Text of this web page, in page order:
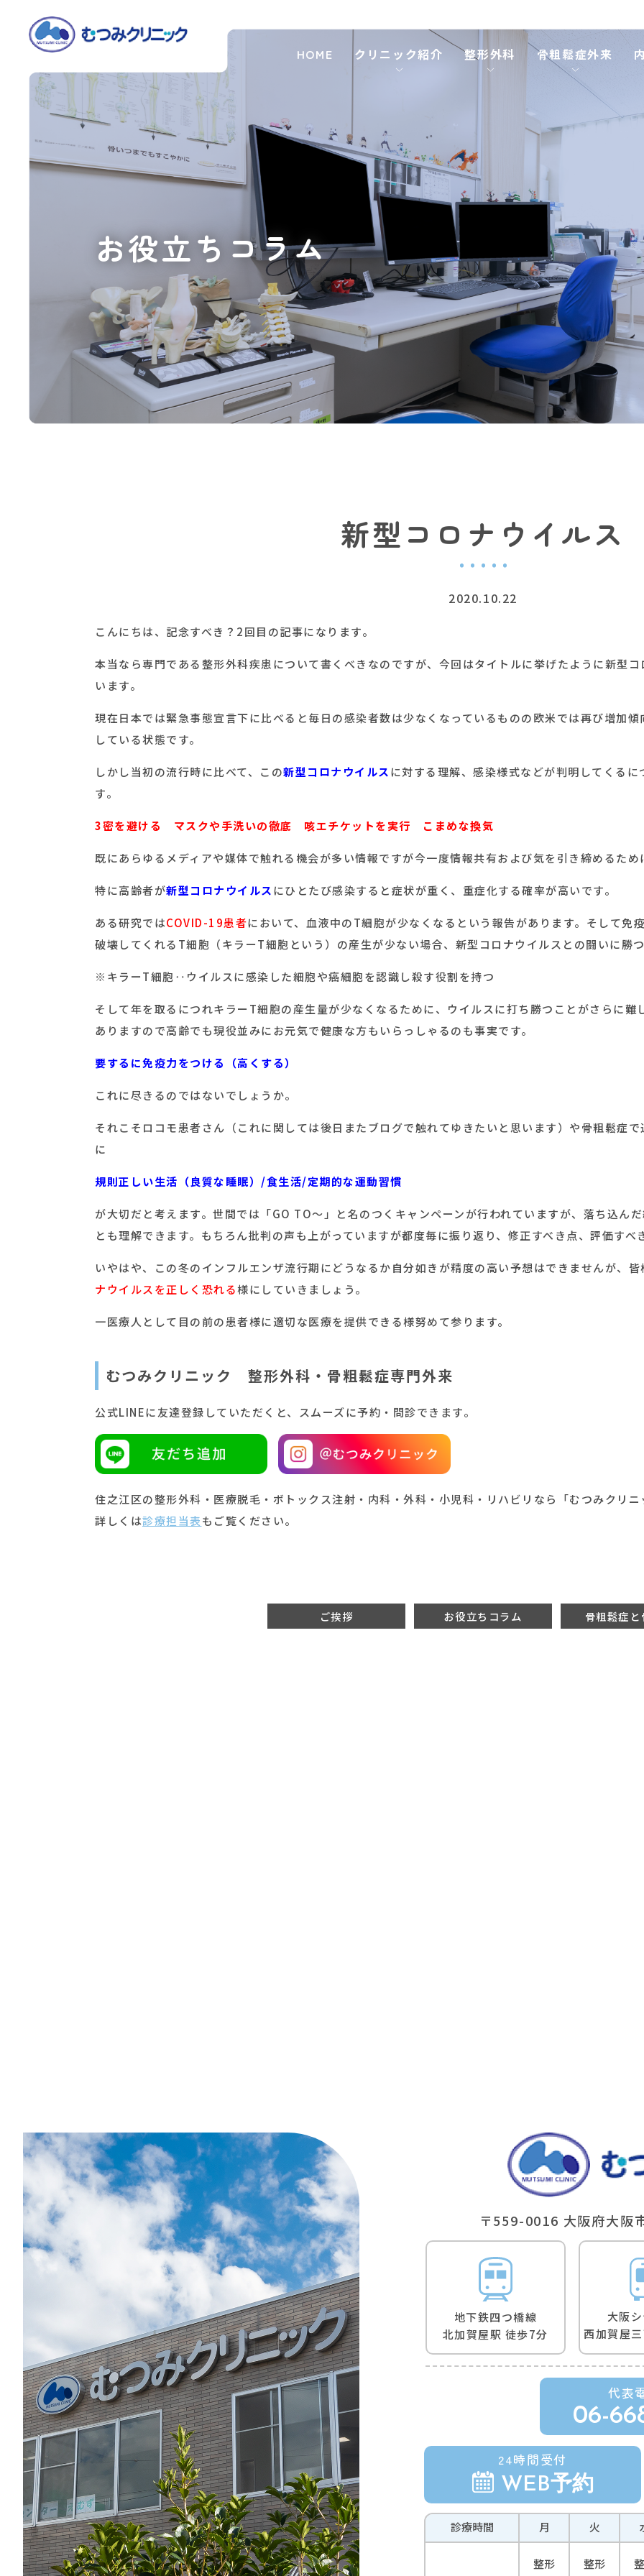
型
コ
ウ
イ
ル
HOME クリニック紹介 整形外科 骨粗鬆症外来
お役立ちコラム
新型コロナウイルス
2020.10.22
こんにちは、記念すべき？2回目の記事になります。
本当なら専門である整形外科疾患について書くべきなのですが、今回はタイトルに挙げたように新型
います。
現在日本では緊急事態宣言下に比べると毎日の感染者数は少なくなっているものの欧米では再び増加
している状態です。
しかし当初の流行時に比べて、この新型コロナウイルスに対する理解、感染様式などが判明してくるに
す。
3密を避ける マスクや手洗いの徹底 咳エチケットを実行 こまめな換気
既にあらゆるメディアや媒体で触れる機会が多い情報ですが今一度情報共有および気を引き締めるた
特に高齢者が新型コロナウイルスにひとたび感染すると症状が重く、重症化する確率が高いです。
ある研究ではCOVID-19患者において、血液中のT細胞が少なくなるという報告があります。そして免
破壊してくれるT細胞（キラーT細胞という）の産生が少ない場合、新型コロナウイルスとの闘いに勝
※キラーT細胞‥ウイルスに感染した細胞や癌細胞を認識し殺す役割を持つ
そして年を取るにつれキラーT細胞の産生量が少なくなるために、ウイルスに打ち勝つことがさらに
ありますので高齢でも現役並みにお元気で健康な方もいらっしゃるのも事実です。
要するに免疫力をつける（高くする）
これに尽きるのではないでしょうか。
それこそロコモ患者さん（これに関しては後日またブログで触れてゆきたいと思います）や骨粗鬆症
に
規則正しい生活（良質な睡眠）/食生活/定期的な運動習慣
が大切だと考えます。世間では「GO TO〜」と名のつくキャンペーンが行われていますが、落ち込ん
とも理解できます。もちろん批判の声も上がっていますが都度毎に振り返り、修正すべき点、評価す
いやはや、この冬のインフルエンザ流行期にどうなるか自分如きが精度の高い予想はできませんが、
ナウイルスを正しく恐れる様にしていきましょう。
一医療人として目の前の患者様に適切な医療を提供できる様努めて参ります。
むつみクリニック 整形外科・骨粗鬆症専門外来
公式LINEに友達登録していただくと、スムーズに予約・問診できます。
住之江区の整形外科・医療脱毛・ボトックス注射・内科・外科・小児科・リハビリなら「むつみクリ
詳しくは診療担当表もご覧ください。
ご挨拶 お役立ちコラム 骨粗鬆症
〒559-0016 ⼤阪府⼤阪
地下鉄四つ橋線
北加賀屋駅 徒歩7分
⼤阪
⻄加賀屋
代表
06-
24時間受付
WEB予約
診療時間 月 火
整形 整形